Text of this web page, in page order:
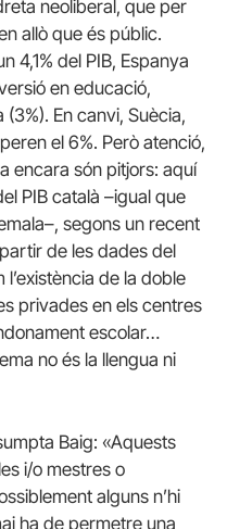
neoliberal, que per
allò que és públic.
4,1% del PIB, Espanya
en educació,
En canvi, Suècia,
el 6%. Però atenció,
encara són pitjors: aquí
PIB català –igual que
segons un recent
de les dades del
l’existència de la doble
privades en els centres
escolar…
no és la llengua ni
Baig: «Aquests
i/o mestres o
alguns n’hi
ha de permetre una